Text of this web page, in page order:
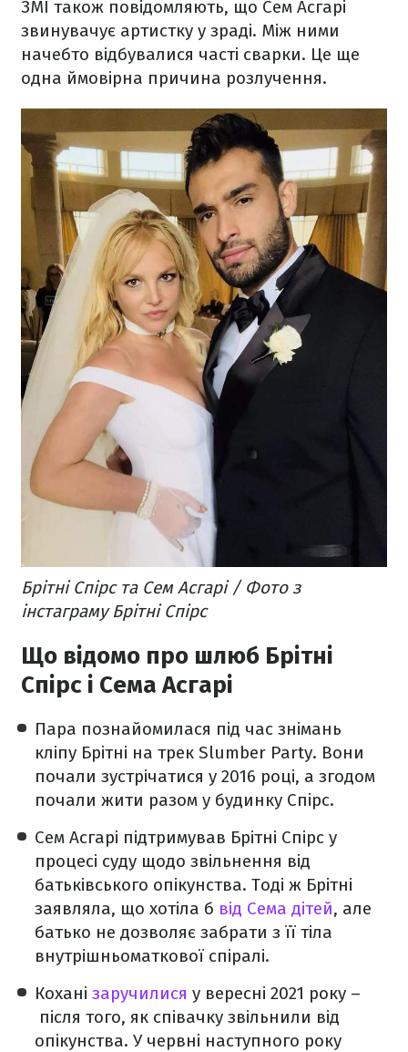
ЗМІ також повідомляють, що Сем Асгарі
звинувачує артистку у зраді. Між ними
начебто відбувалися часті сварки. Це ще
одна ймовірна причина розлучення.
Брітні Спірс та Сем Асгарі / Фото з
інстаграму Брітні Спірс
Що відомо про шлюб Брітні
Спірс і Сема Асгарі
Пара познайомилася під час знімань
кліпу Брітні на трек Slumber Party. Вони
почали зустрічатися у 2016 році, а згодом
почали жити разом у будинку Спірс.
Сем Асгарі підтримував Брітні Спірс у
процесі суду щодо звільнення від
батьківського опікунства. Тоді ж Брітні
заявляла, що хотіла б від Сема дітей, але
батько не дозволяє забрати з її тіла
внутрішньоматкової спіралі.
Кохані заручилися у вересні 2021 року –
після того, як співачку звільнили від
опікунства. У червні наступного року